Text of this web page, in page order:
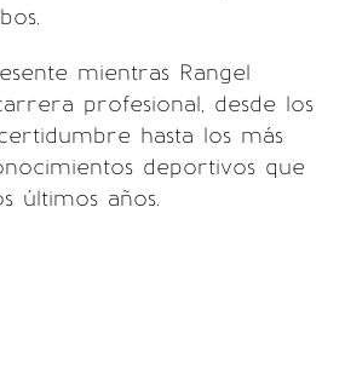
mientras Rangel
profesional, desde los
hasta los más
deportivos que
últimos años.